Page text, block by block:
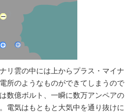
リ雲の中には上からプラス・マイナ
所のようなものができてしまうので
数億ボルト、一瞬に数万アンペアの
電気はもともと大気中を通り抜けに